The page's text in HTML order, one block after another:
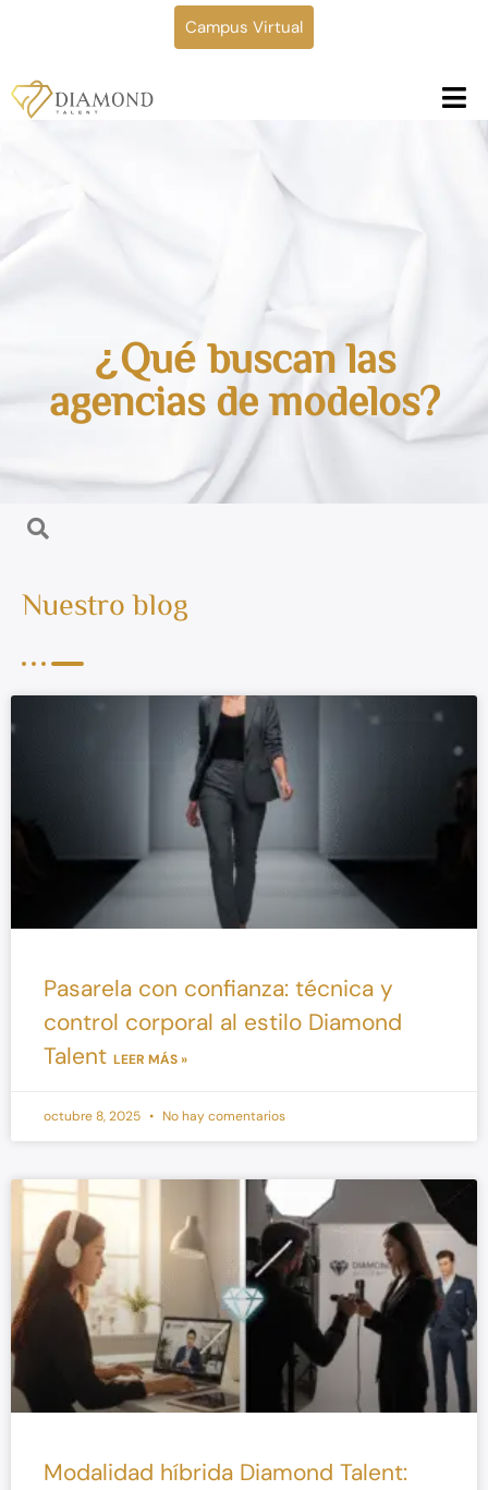
Campus Virtual
¿Qué buscan las
agencias de modelos?
Nuestro blog
Pasarela con confianza: técnica y
control corporal al estilo Diamond
Talent LEER MÁS »
octubre 8, 2025 No hay comentarios
Modalidad híbrida Diamond Talent: